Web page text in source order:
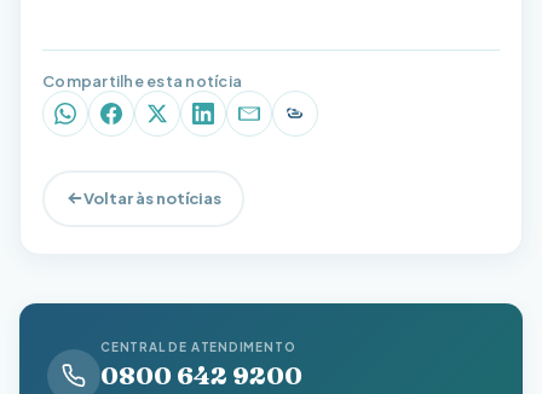
Compartilhe esta notícia
WhatsAppFacebookX (Twitter)
LinkedInE-mailCopiar link
Voltar às notícias
CENTRAL DE ATENDIMENTO
0800 642 9200